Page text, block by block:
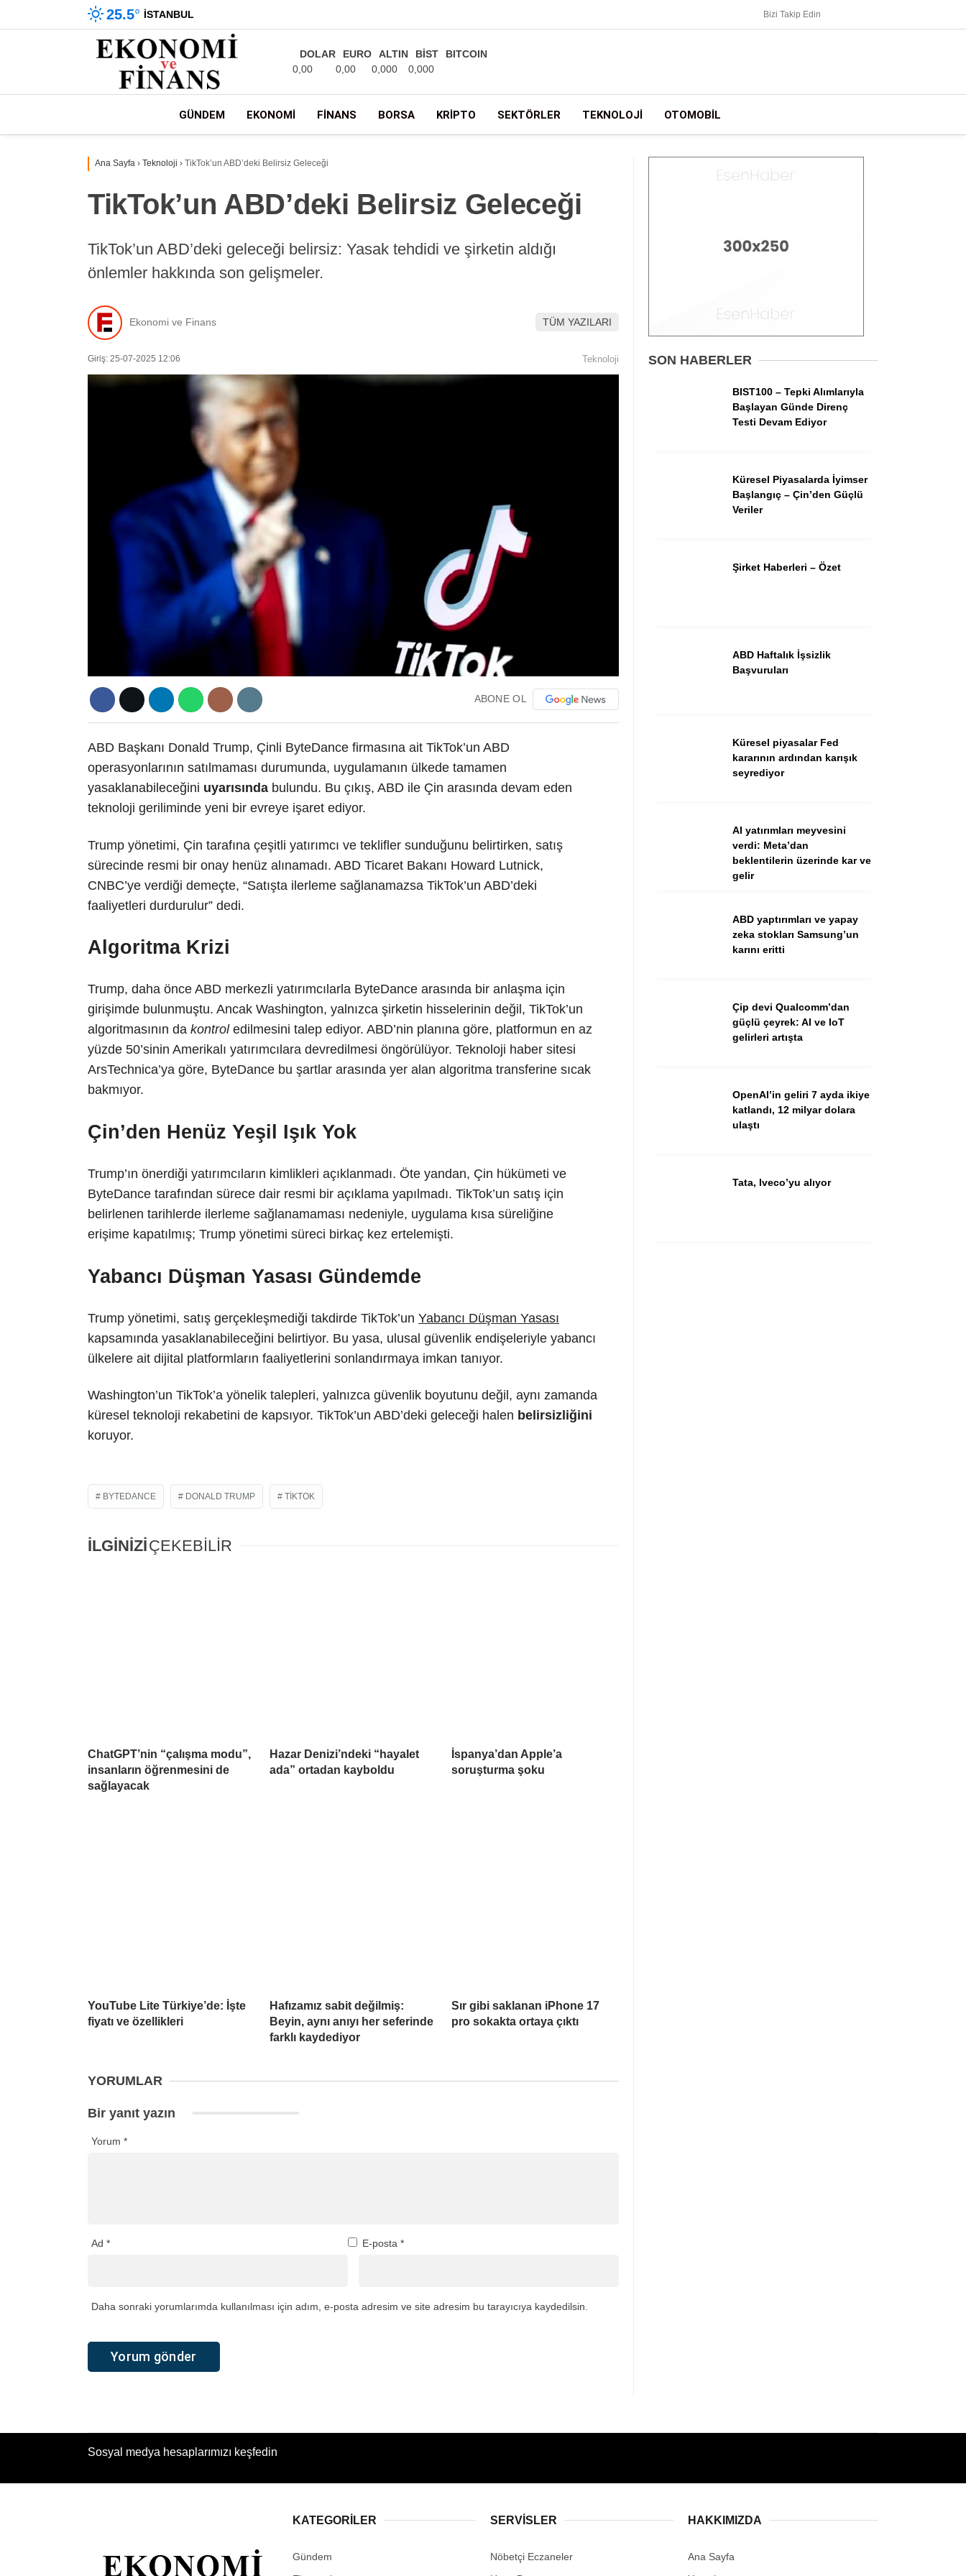
Gündem
Ekonomi
Borsa
Spor
Kripto
25.5° İSTANBUL Bizi Takip Edin
DOLAR
0,00
EURO
0,00
ALTIN
0,000
BİST
0,000
BITCOIN
GÜNDEM EKONOMI FINANS BORSA KRIPTO SEKTÖRLER TEKNOLOJI OTOMOBIL
Ana Sayfa › Teknoloji › TikTok’un ABD’deki Belirsiz Geleceği
TikTok’un ABD’deki Belirsiz Geleceği
TikTok’un ABD’deki geleceği belirsiz: Yasak tehdidi ve şirketin aldığı
önlemler hakkında son gelişmeler.
Ekonomi ve Finans TÜM YAZILARI
Giriş: 25-07-2025 12:06 Teknoloji
ABONE OL
ABD Başkanı Donald Trump, Çinli ByteDance firmasına ait TikTok’un ABD
operasyonlarının satılmaması durumunda, uygulamanın ülkede tamamen
yasaklanabileceğini uyarısında bulundu. Bu çıkış, ABD ile Çin arasında devam eden
teknoloji geriliminde yeni bir evreye işaret ediyor.
Trump yönetimi, Çin tarafına çeşitli yatırımcı ve teklifler sunduğunu belirtirken, satış
sürecinde resmi bir onay henüz alınamadı. ABD Ticaret Bakanı Howard Lutnick,
CNBC’ye verdiği demeçte, “Satışta ilerleme sağlanamazsa TikTok’un ABD’deki
faaliyetleri durdurulur” dedi.
Algoritma Krizi
Trump, daha önce ABD merkezli yatırımcılarla ByteDance arasında bir anlaşma için
girişimde bulunmuştu. Ancak Washington, yalnızca şirketin hisselerinin değil, TikTok’un
algoritmasının da kontroledilmesini talep ediyor. ABD’nin planına göre, platformun en az
yüzde 50’sinin Amerikalı yatırımcılara devredilmesi öngörülüyor. Teknoloji haber sitesi
ArsTechnica’ya göre, ByteDance bu şartlar arasında yer alan algoritma transferine sıcak
bakmıyor.
Çin’den Henüz Yeşil Işık Yok
Trump’ın önerdiği yatırımcıların kimlikleri açıklanmadı. Öte yandan, Çin hükümeti ve
ByteDance tarafından sürece dair resmi bir açıklama yapılmadı. TikTok’un satış için
belirlenen tarihlerde ilerleme sağlanamaması nedeniyle, uygulama kısa süreliğine
erişime kapatılmış; Trump yönetimi süreci birkaç kez ertelemişti.
Yabancı Düşman Yasası Gündemde
Trump yönetimi, satış gerçekleşmediği takdirde TikTok’un Yabancı Düşman Yasası
kapsamında yasaklanabileceğini belirtiyor. Bu yasa, ulusal güvenlik endişeleriyle yabancı
ülkelere ait dijital platformların faaliyetlerini sonlandırmaya imkan tanıyor.
Washington’un TikTok’a yönelik talepleri, yalnızca güvenlik boyutunu değil, aynı zamanda
küresel teknoloji rekabetini de kapsıyor. TikTok’un ABD’deki geleceği halen belirsizliğini
koruyor.
BYTEDANCE DONALD TRUMP TIKTOK
İLGİNİZİÇEKEBİLİR
ChatGPT’nin “çalışma modu”,
insanların öğrenmesini de
sağlayacak
Hazar Denizi’ndeki “hayalet
ada” ortadan kayboldu
İspanya’dan Apple’a
soruşturma şoku
YouTube Lite Türkiye’de: İşte
fiyatı ve özellikleri
Hafızamız sabit değilmiş:
Beyin, aynı anıyı her seferinde
farklı kaydediyor
Sır gibi saklanan iPhone 17
pro sokakta ortaya çıktı
YORUMLAR
Bir yanıt yazın
Yorum *
Ad * E-posta *
Daha sonraki yorumlarımda kullanılması için adım, e-posta adresim ve site adresim bu tarayıcıya kaydedilsin.
SON HABERLER
BIST100 – Tepki Alımlarıyla
Başlayan Günde Direnç
Testi Devam Ediyor
Küresel Piyasalarda İyimser
Başlangıç – Çin’den Güçlü
Veriler
Şirket Haberleri – Özet
ABD Haftalık İşsizlik
Başvuruları
Küresel piyasalar Fed
kararının ardından karışık
seyrediyor
AI yatırımları meyvesini
verdi: Meta’dan
beklentilerin üzerinde kar ve
gelir
ABD yaptırımları ve yapay
zeka stokları Samsung’un
karını eritti
Çip devi Qualcomm’dan
güçlü çeyrek: AI ve IoT
gelirleri artışta
OpenAI’in geliri 7 ayda ikiye
katlandı, 12 milyar dolara
ulaştı
Tata, Iveco’yu alıyor
Sosyal medya hesaplarımızı keşfedin
KATEGORİLER
Gündem
SERVİSLER
Nöbetçi Eczaneler
HAKKIMIZDA
Ana Sayfa